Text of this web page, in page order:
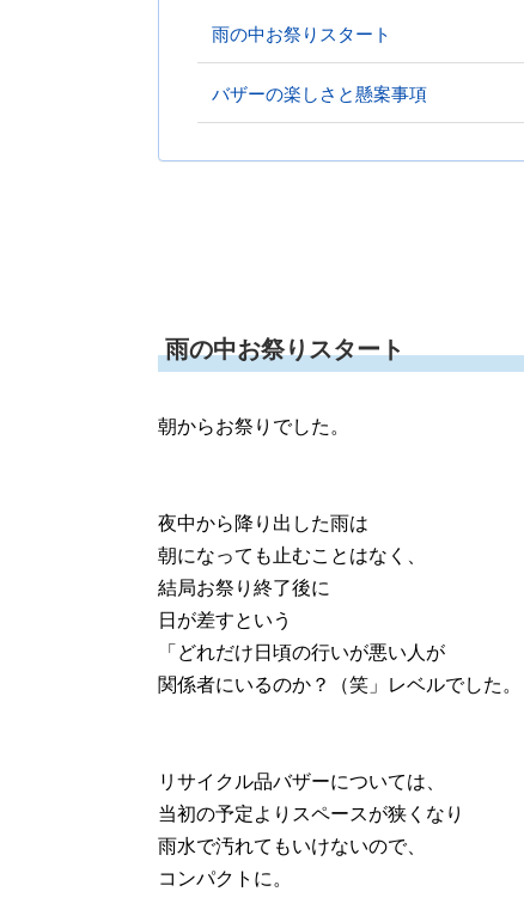
雨の中お祭りスタート
バザーの楽しさと懸案事項
雨の中お祭りスタート
朝からお祭りでした。
夜中から降り出した雨は
朝になっても止むことはなく、
結局お祭り終了後に
日が差すという
「どれだけ日頃の行いが悪い人が
関係者にいるのか？（笑」レベルでした。
リサイクル品バザーについては、
当初の予定よりスペースが狭くなり
雨水で汚れてもいけないので、
コンパクトに。